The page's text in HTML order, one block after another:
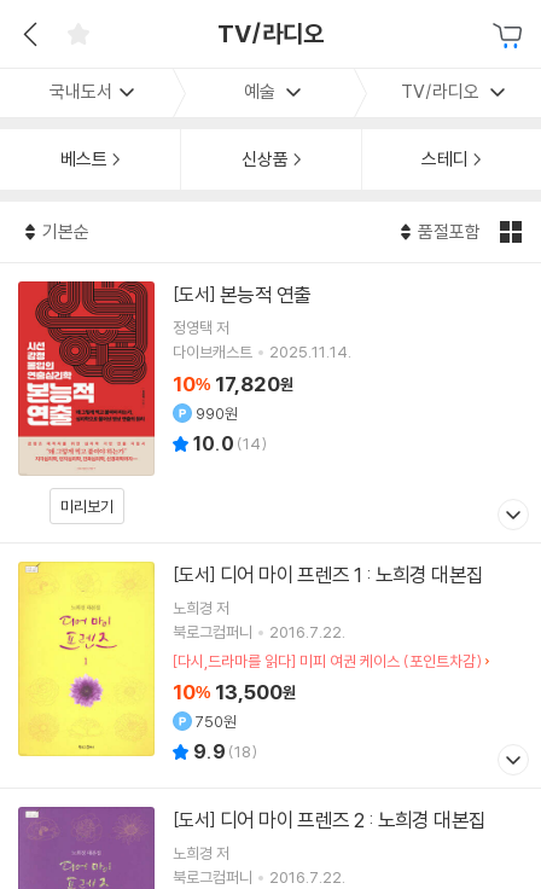
TV/라디오
국내도서 예술 TV/라디오
베스트 신상품 스테디
기본순 품절포함
미리보기
[도서] 본능적 연출
정영택 저
다이브캐스트
2025.11.14.
10% 17,820원
990원
10.0 (14)
[도서] 디어 마이 프렌즈 1 : 노희경 대본집
노희경 저
북로그컴퍼니
2016.7.22.
[다시,드라마를 읽다] 미피 여권 케이스 (포인트차감)
10% 13,500원
750원
9.9 (18)
[도서] 디어 마이 프렌즈 2 : 노희경 대본집
노희경 저
북로그컴퍼니
2016.7.22.